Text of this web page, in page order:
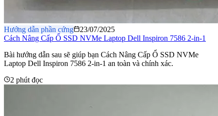
Hướng dẫn phần cứng
23/07/2025
Cách Nâng Cấp Ổ SSD NVMe Laptop Dell Inspiron 7586 2-in-1
Bài hướng dẫn sau sẽ giúp bạn Cách Nâng Cấp Ổ SSD NVMe
Laptop Dell Inspiron 7586 2-in-1 an toàn và chính xác.
2 phút đọc